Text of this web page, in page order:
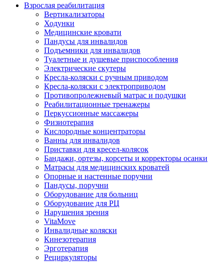
Взрослая реабилитация
Вертикализаторы
Ходунки
Медицинские кровати
Пандусы для инвалидов
Подъемники для инвалидов
Туалетные и душевые приспособления
Электрические скутеры
Кресла-коляски с ручным приводом
Кресла-коляски с электроприводом
Противопролежневый матрас и подушки
Реабилитационные тренажеры
Перкуссионные массажеры
Физиотерапия
Кислородные концентраторы
Ванны для инвалидов
Приставки для кресел-колясок
Бандажи, ортезы, корсеты и корректоры осанки
Матрасы для медицинских кроватей
Опорные и настенные поручни
Пандусы, поручни
Оборудование для больниц
Оборудование для РЦ
Нарушения зрения
VitaMove
Инвалидные коляски
Кинезотерапия
Эрготерапия
Рециркуляторы